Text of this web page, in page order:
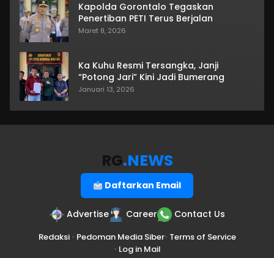
Kapolda Gorontalo Tegaskan
Penertiban PETI Terus Berjalan
Maret 8, 2026
Ka Kuhu Resmi Tersangka, Janji
“Potong Jari” Kini Jadi Bumerang
Januari 13, 2026
RG.NEWS
Daftarkan Email
Advertise Career Contact Us
Redaksi• Pedoman Media Siber• Terms of Service
• Log in Mail